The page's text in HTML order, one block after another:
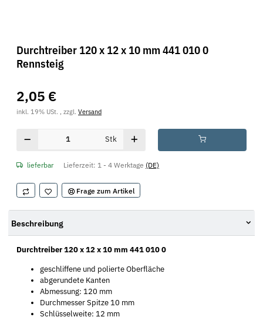
Durchtreiber 120 x 12 x 10 mm 441 010 0
Rennsteig
2,05 €
inkl. 19% USt. , zzgl. Versand
Stk
lieferbar Lieferzeit: 1 - 4 Werktage (DE)
Frage zum Artikel
Beschreibung
Durchtreiber 120 x 12 x 10 mm 441 010 0
geschliffene und polierte Oberfläche
abgerundete Kanten
Abmessung: 120 mm
Durchmesser Spitze 10 mm
Schlüsselweite: 12 mm